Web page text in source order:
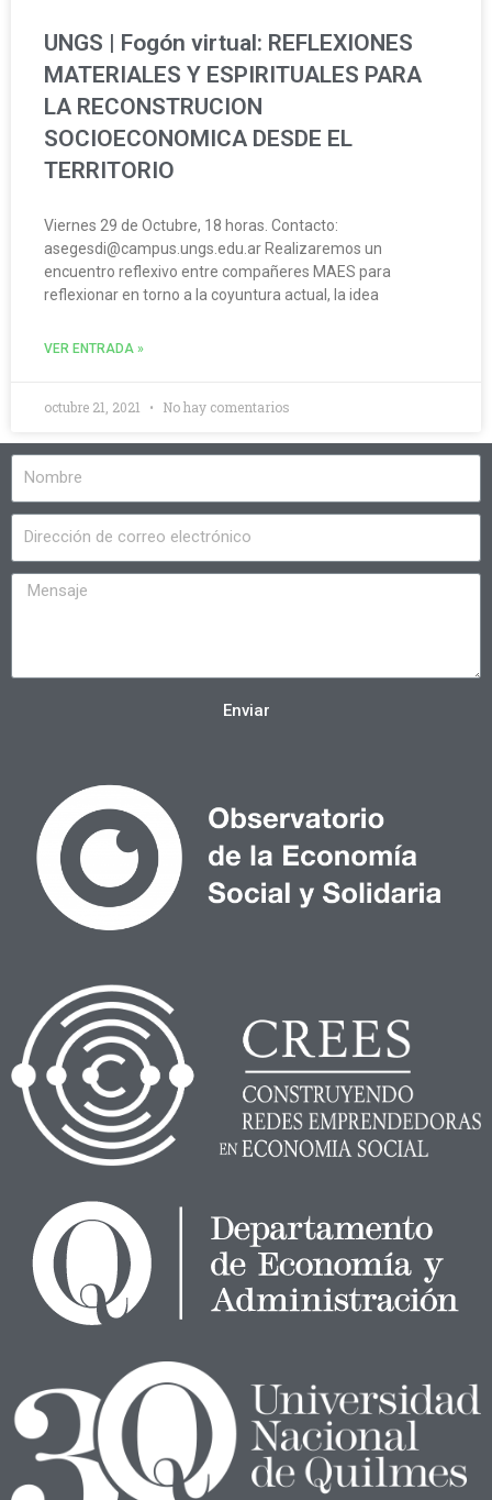
UNGS | Fogón virtual: REFLEXIONES
MATERIALES Y ESPIRITUALES PARA
LA RECONSTRUCION
SOCIOECONOMICA DESDE EL
TERRITORIO
Viernes 29 de Octubre, 18 horas. Contacto:
asegesdi@campus.ungs.edu.ar Realizaremos un
encuentro reflexivo entre compañeres MAES para
reflexionar en torno a la coyuntura actual, la idea
VER ENTRADA »
octubre 21, 2021 No hay comentarios
Enviar